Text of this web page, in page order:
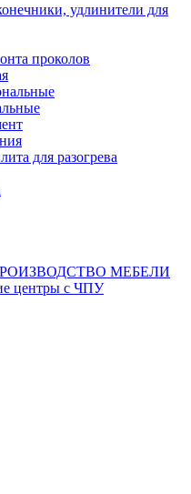
удлинители для
проколов
для разогрева
МЕБЕЛИ
центры с ЧПУ